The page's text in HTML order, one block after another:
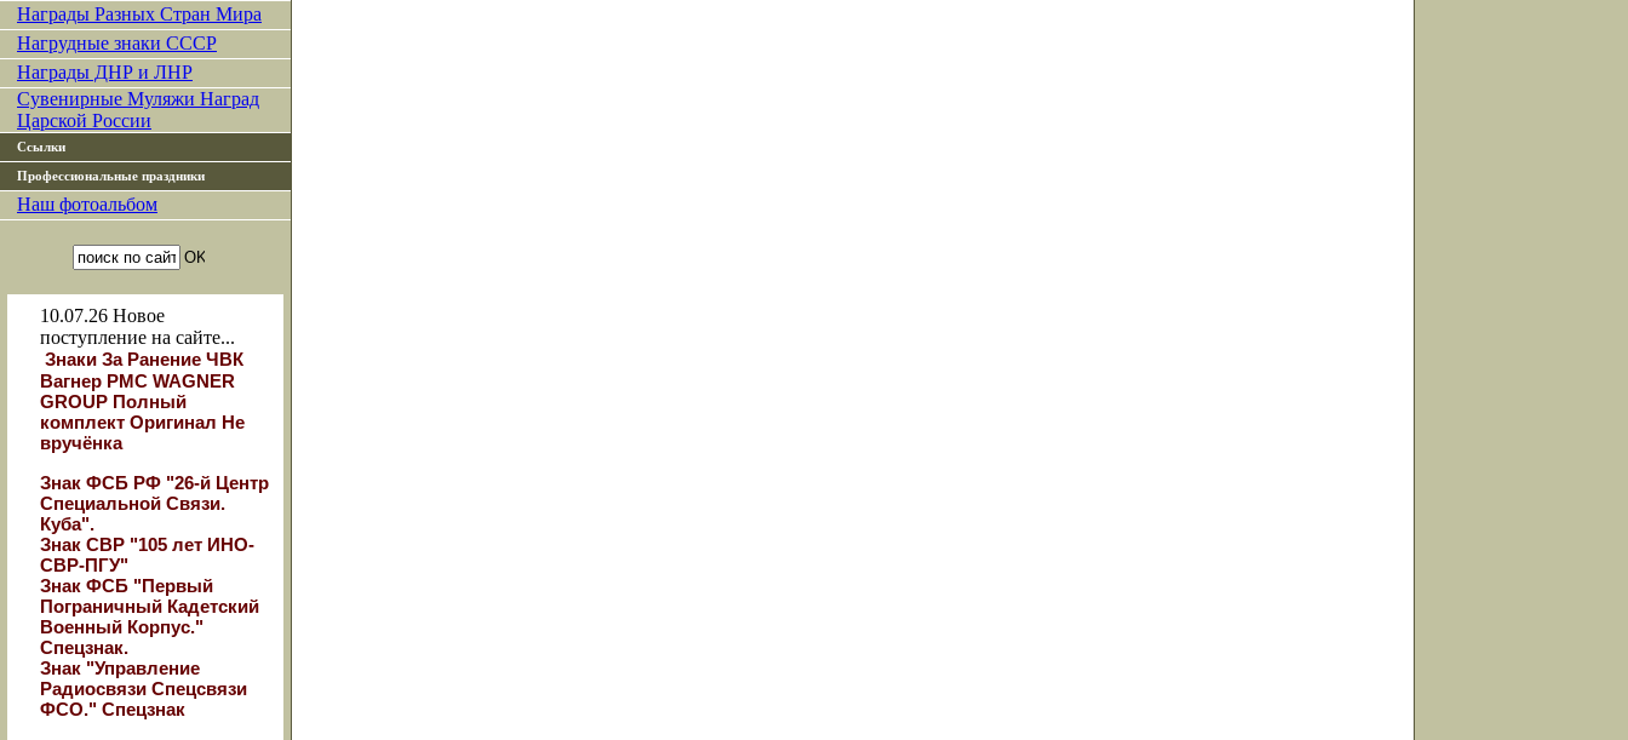
Награды Разных Стран Мира
Нагрудные знаки СССР
Награды ДНР и ЛНР
Сувенирные Муляжи Наград
Царской России
Ссылки
Профессиональные праздники
Наш фотоальбом
10.07.26 Новое
поступление на сайте...
Знаки За Ранение ЧВК
Вагнер РМС WAGNER
GROUP Полный
комплект Оригинал Не
вручёнка
Знак ФСБ РФ "26-й Центр
Специальной Связи.
Куба".
Знак СВР "105 лет ИНО-
СВР-ПГУ"
Знак ФСБ "Первый
Пограничный Кадетский
Военный Корпус."
Спецзнак.
Знак "Управление
Радиосвязи Спецсвязи
ФСО." Спецзнак